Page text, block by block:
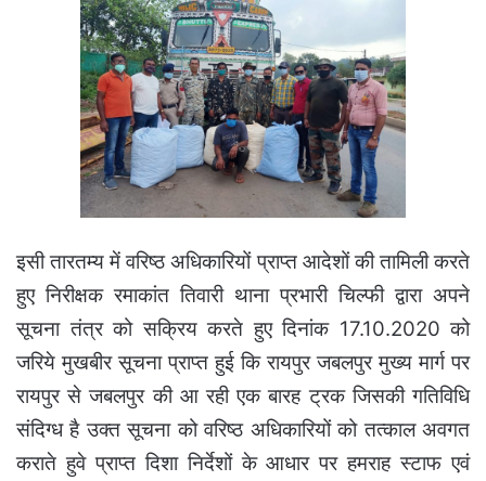
इसी तारतम्य में वरिष्ठ अधिकारियों प्राप्त आदेशों की तामिली करते
हुए निरीक्षक रमाकांत तिवारी थाना प्रभारी चिल्फी द्वारा अपने
सूचना तंत्र को सक्रिय करते हुए दिनांक 17.10.2020 को
जरिये मुखबीर सूचना प्राप्त हुई कि रायपुर जबलपुर मुख्य मार्ग पर
रायपुर से जबलपुर की आ रही एक बारह ट्रक जिसकी गतिविधि
संदिग्ध है उक्त सूचना को वरिष्ठ अधिकारियों को तत्काल अवगत
कराते हुवे प्राप्त दिशा निर्देशों के आधार पर हमराह स्टाफ एवं